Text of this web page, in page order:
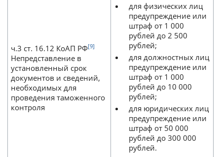
ч.3 ст. 16.12 КоАП РФ[9]
Непредставление в
установленный срок
документов и сведений,
необходимых для
проведения таможенного
контроля
для физических лиц
предупреждение или
штраф от 1 000
рублей до 2 500
рублей;
для должностных лиц
предупреждение или
штраф от 1 000
рублей до 10 000
рублей;
для юридических лиц
предупреждение или
штраф от 50 000
рублей до 300 000
рублей.